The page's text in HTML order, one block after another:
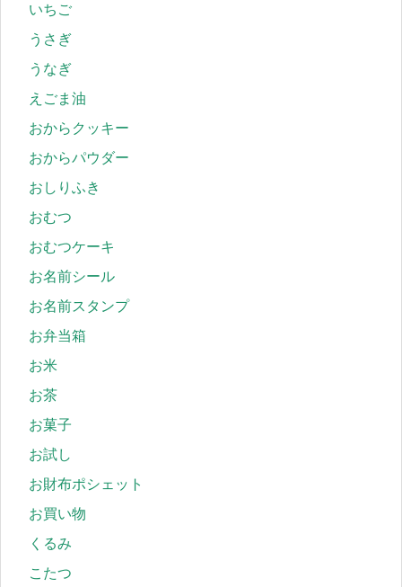
いちご
うさぎ
うなぎ
えごま油
おからクッキー
おからパウダー
おしりふき
おむつ
おむつケーキ
お名前シール
お名前スタンプ
お弁当箱
お米
お茶
お菓子
お試し
お財布ポシェット
お買い物
くるみ
こたつ